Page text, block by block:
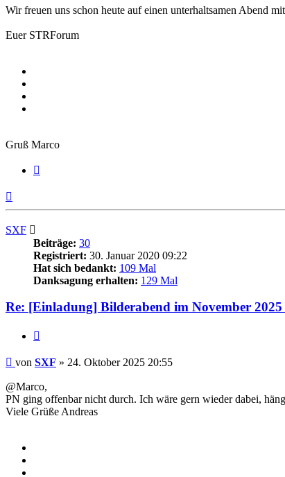
Wir freuen uns schon heute auf einen unterhaltsamen Abend
Euer STRForum
Gruß Marco
SXF
Beiträge: 30
Registriert: 30. Januar 2020 09:22
Hat sich bedankt: 109 Mal
Danksagung erhalten: 129 Mal
Re: [Einladung] Bilderabend im November
Beitrag
von SXF » 24. Oktober 2025 20:55
@Marco,
PN ging offenbar nicht durch. Ich wäre gern wieder dabei,
Viele Grüße Andreas